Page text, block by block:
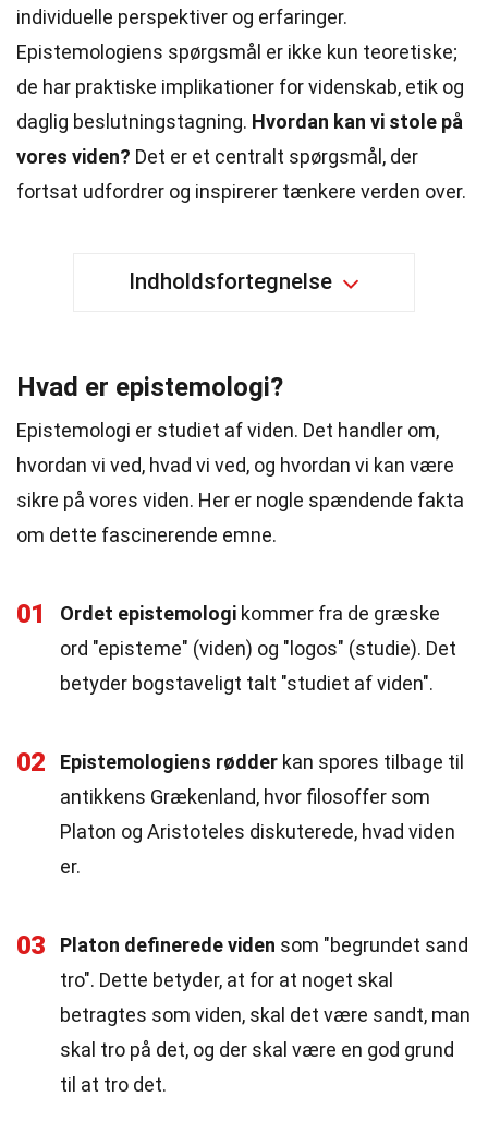
individuelle perspektiver og erfaringer.
Epistemologiens spørgsmål er ikke kun teoretiske;
de har praktiske implikationer for videnskab, etik og
daglig beslutningstagning. Hvordan kan vi stole på
vores viden? Det er et centralt spørgsmål, der
fortsat udfordrer og inspirerer tænkere verden over.
Indholdsfortegnelse
Hvad er epistemologi?
Epistemologi er studiet af viden. Det handler om,
hvordan vi ved, hvad vi ved, og hvordan vi kan være
sikre på vores viden. Her er nogle spændende fakta
om dette fascinerende emne.
01 Ordet epistemologi kommer fra de græske
ord "episteme" (viden) og "logos" (studie). Det
betyder bogstaveligt talt "studiet af viden".
02 Epistemologiens rødder kan spores tilbage til
antikkens Grækenland, hvor filosoffer som
Platon og Aristoteles diskuterede, hvad viden
er.
03 Platon definerede viden som "begrundet sand
tro". Dette betyder, at for at noget skal
betragtes som viden, skal det være sandt, man
skal tro på det, og der skal være en god grund
til at tro det.